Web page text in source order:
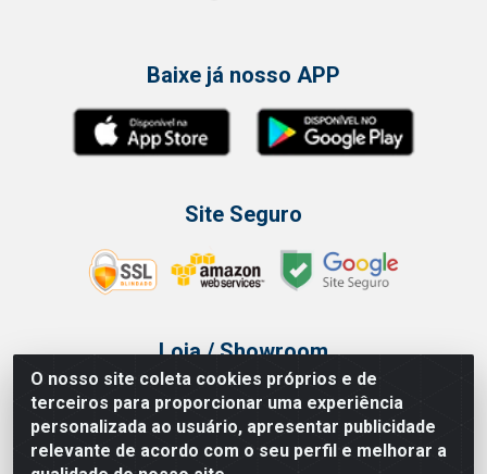
O nosso site coleta cookies próprios e de
terceiros para proporcionar uma experiência
personalizada ao usuário, apresentar publicidade
relevante de acordo com o seu perfil e melhorar a
Baixe já nosso APP
Site Seguro
Loja / Showroom
Tel.: (11) 3314 6400
Av Vautier, 468 - Pari - São Paulo/SP